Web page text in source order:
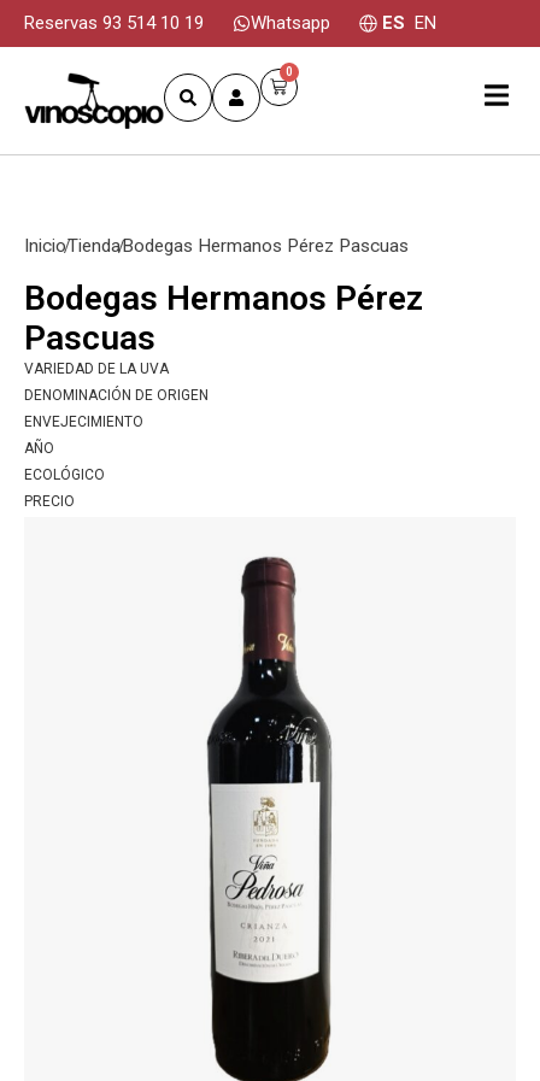
Reservas 93 514 10 19 Whatsapp ES EN
0
InicioTiendaBodegas Hermanos Pérez Pascuas
Bodegas Hermanos Pérez
Pascuas
VARIEDAD DE LA UVA
DENOMINACIÓN DE ORIGEN
ENVEJECIMIENTO
AÑO
ECOLÓGICO
PRECIO